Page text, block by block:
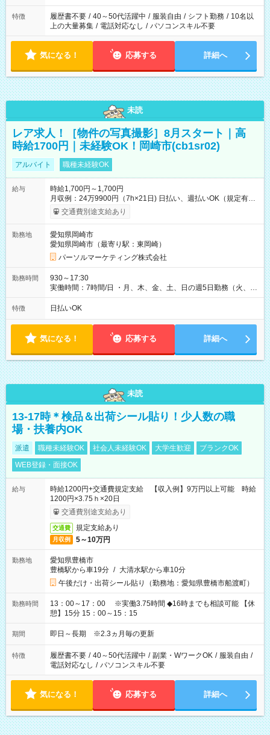
の勤務時間。 合計で週40時間を超える場合は応募できません。
特徴 履歴書不要 / 40～50代活躍中 / 服装自由 / シフト勤務 / 10名以
上の大量募集 / 電話対応なし / パソコンスキル不要
気になる！ 応募する 詳細へ
未読
レア求人！［物件の写真撮影］8月スタート｜高
時給1700円｜未経験OK！岡崎市(cb1sr02)
アルバイト 職種未経験OK
給与
時給1,700円～1,700円
月収例：24万9900円（7h×21日) 日払い、週払いOK（規定有
り） 【試用期間】試用期間なし
交通費別途支給あり
勤務地
愛知県岡崎市
愛知県岡崎市（最寄り駅：東岡崎）
パーソルマーケティング株式会社
勤務時間
930～17:30
実働時間：7時間/日 ・月、木、金、土、日の週5日勤務（火、水
は固定休です／夏季、年末年始等、長期休暇有り！） ・ワンシ
フト！ 残業ほぼナシ（0～5h/月）
特徴 日払いOK
気になる！ 応募する 詳細へ
未読
13-17時＊検品＆出荷シール貼り！少人数の職
場・扶養内OK
派遣 職種未経験OK 社会人未経験OK 大学生歓迎
ブランクOK
WEB登録・面接OK
給与
時給1200円+交通費規定支給 【収入例】9万円以上可能 時給
1200円×3.75ｈ×20日
交通費別途支給あり
交通費 規定支給あり
月収例 5～10万円
勤務地
愛知県豊橋市
豊橋駅から車19分 / 大清水駅から車10分
午後だけ・出荷シール貼り（勤務地：愛知県豊橋市船渡町）
勤務時間
13：00～17：00 ※実働3.75時間 ◆16時までも相談可能 【休
憩】15分 15：00～15：15
期間 即日～長期 ※2.3ヵ月毎の更新
特徴 履歴書不要 / 40～50代活躍中 / 副業・WワークOK / 服装自由 /
電話対応なし / パソコンスキル不要
気になる！ 応募する 詳細へ